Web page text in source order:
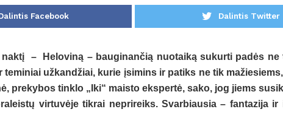
Facebook Dalintis Twitter
– Heloviną – bauginančią nuotaiką sukurti padės ne
teminiai užkandžiai, kurie įsimins ir patiks ne tik
prekybos tinklo „Iki“ maisto ekspertė, sako, jog jiems
virtuvėje tikrai neprireiks. Svarbiausia – fantazija ir